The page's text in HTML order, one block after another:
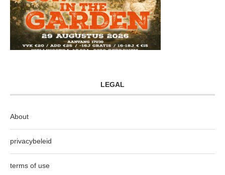
LEGAL
About
privacybeleid
terms of use